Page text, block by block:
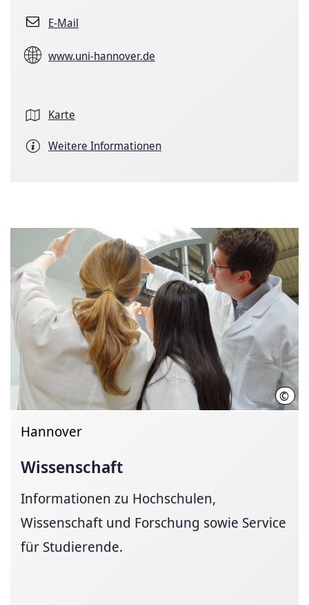
E-Mail
www.uni-hannover.de
Karte
Weitere Informationen
©
Hannover
Wissenschaft
Informationen zu Hochschulen,
Wissenschaft und Forschung sowie Service
für Studierende.